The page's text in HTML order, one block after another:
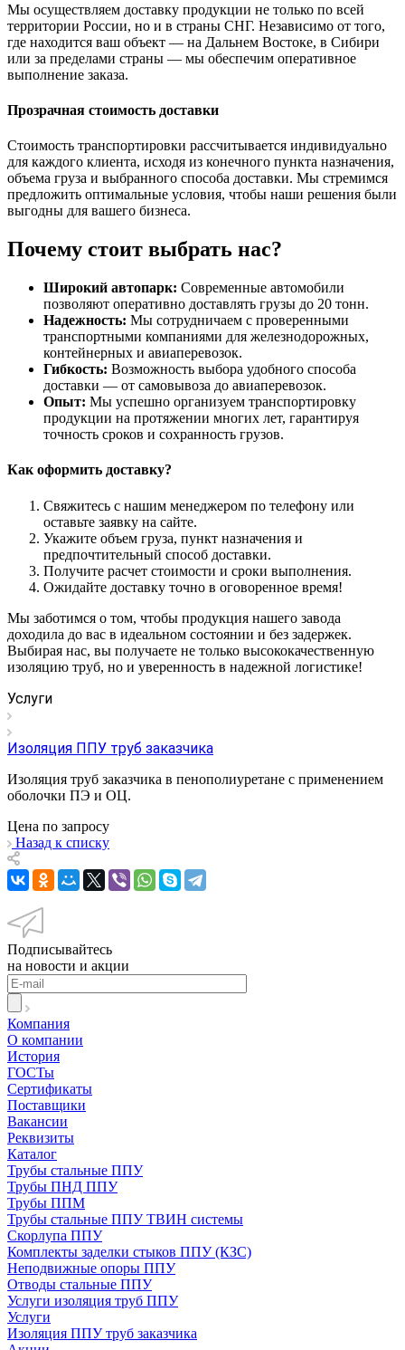
Мы осуществляем доставку продукции не только по всей
территории России, но и в страны СНГ. Независимо от того,
где находится ваш объект — на Дальнем Востоке, в Сибири
или за пределами страны — мы обеспечим оперативное
выполнение заказа.
Прозрачная стоимость доставки
Стоимость транспортировки рассчитывается индивидуально
для каждого клиента, исходя из конечного пункта назначения,
объема груза и выбранного способа доставки. Мы стремимся
предложить оптимальные условия, чтобы наши решения были
выгодны для вашего бизнеса.
Почему стоит выбрать нас?
Широкий автопарк: Современные автомобили
позволяют оперативно доставлять грузы до 20 тонн.
Надежность: Мы сотрудничаем с проверенными
транспортными компаниями для железнодорожных,
контейнерных и авиаперевозок.
Гибкость: Возможность выбора удобного способа
доставки — от самовывоза до авиаперевозок.
Опыт: Мы успешно организуем транспортировку
продукции на протяжении многих лет, гарантируя
точность сроков и сохранность грузов.
Как оформить доставку?
Свяжитесь с нашим менеджером по телефону или
оставьте заявку на сайте.
Укажите объем груза, пункт назначения и
предпочтительный способ доставки.
Получите расчет стоимости и сроки выполнения.
Ожидайте доставку точно в оговоренное время!
Мы заботимся о том, чтобы продукция нашего завода
доходила до вас в идеальном состоянии и без задержек.
Выбирая нас, вы получаете не только высококачественную
изоляцию труб, но и уверенность в надежной логистике!
Услуги
Изоляция ППУ труб заказчика
Изоляция труб заказчика в пенополиуретане с применением
оболочки ПЭ и ОЦ.
Цена по запросу
Назад к списку
Подписывайтесь
на новости и акции
Компания
О компании
История
ГОСТы
Сертификаты
Поставщики
Вакансии
Реквизиты
Каталог
Трубы стальные ППУ
Трубы ПНД ППУ
Трубы ППМ
Трубы стальные ППУ ТВИН системы
Скорлупа ППУ
Комплекты заделки стыков ППУ (КЗС)
Неподвижные опоры ППУ
Отводы стальные ППУ
Услуги изоляция труб ППУ
Услуги
Изоляция ППУ труб заказчика